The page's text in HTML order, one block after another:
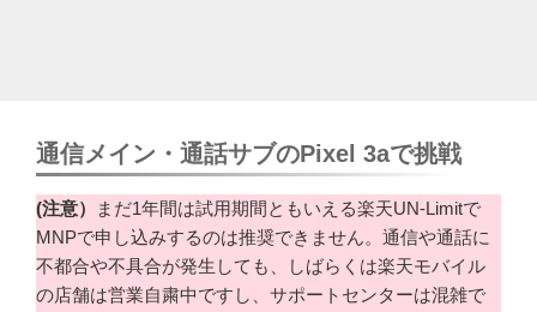
通信メイン・通話サブのPixel 3aで挑戦
(注意）
まだ1年間は試用期間ともいえる楽天UN-Limitで
MNPで申し込みするのは推奨できません。通信や通話に
不都合や不具合が発生しても、しばらくは楽天モバイル
の店舗は営業自粛中ですし、サポートセンターは混雑で